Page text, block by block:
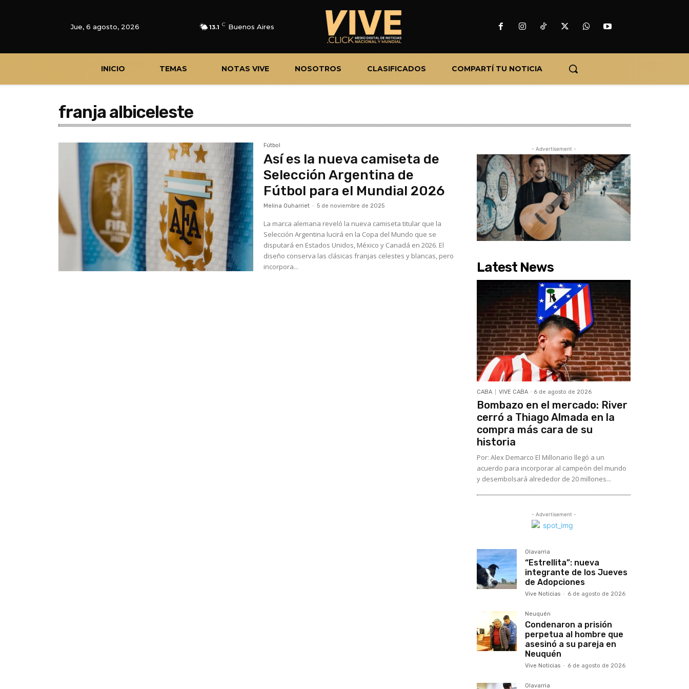
Jue, 6 agosto, 2026 13.1 C Buenos Aires
INICIO TEMAS NOTAS VIVE NOSOTROS CLASIFICADOS COMPARTÍ TU NOTICIA
franja albiceleste
Fútbol
Así es la nueva camiseta de
Selección Argentina de
Fútbol para el Mundial 2026
Melina Ouharriet - 5 de noviembre de 2025
La marca alemana reveló la nueva camiseta titular que la
Selección Argentina lucirá en la Copa del Mundo que se
disputará en Estados Unidos, México y Canadá en 2026. El
diseño conserva las clásicas franjas celestes y blancas, pero
incorpora...
- Advertisement -
Latest News
CABA VIVE CABA - 6 de agosto de 2026
Bombazo en el mercado: River
cerró a Thiago Almada en la
compra más cara de su
historia
Por: Alex Demarco El Millonario llegó a un
acuerdo para incorporar al campeón del mundo
y desembolsará alrededor de 20 millones...
- Advertisement -
Olavarria
“Estrellita”: nueva
integrante de los Jueves
de Adopciones
Vive Noticias - 6 de agosto de 2026
Neuquén
Condenaron a prisión
perpetua al hombre que
asesinó a su pareja en
Neuquén
Vive Noticias - 6 de agosto de 2026
Olavarria